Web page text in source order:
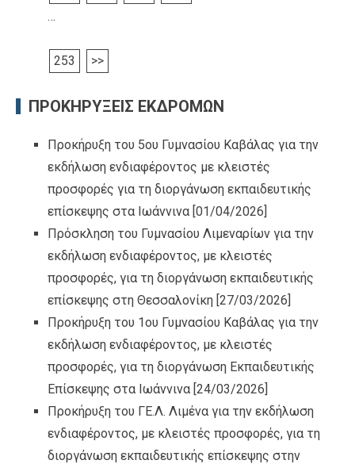
…
253 >>
ΠΡΟΚΗΡΥΞΕΙΣ ΕΚΔΡΟΜΩΝ
Προκήρυξη του 5ου Γυμνασίου Καβάλας για την
εκδήλωση ενδιαφέροντος με κλειστές
προσφορές για τη διοργάνωση εκπαιδευτικής
επίσκεψης στα Ιωάννινα [01/04/2026]
Πρόσκληση του Γυμνασίου Λιμεναρίων για την
εκδήλωση ενδιαφέροντος, με κλειστές
προσφορές, για τη διοργάνωση εκπαιδευτικής
επίσκεψης στη Θεσσαλονίκη [27/03/2026]
Προκήρυξη του 1ου Γυμνασίου Καβάλας για την
εκδήλωση ενδιαφέροντος, με κλειστές
προσφορές, για τη διοργάνωση Εκπαιδευτικής
Επίσκεψης στα Ιωάννινα [24/03/2026]
Προκήρυξη του ΓΕ.Λ. Λιμένα για την εκδήλωση
ενδιαφέροντος, με κλειστές προσφορές, για τη
διοργάνωση εκπαιδευτικής επίσκεψης στην